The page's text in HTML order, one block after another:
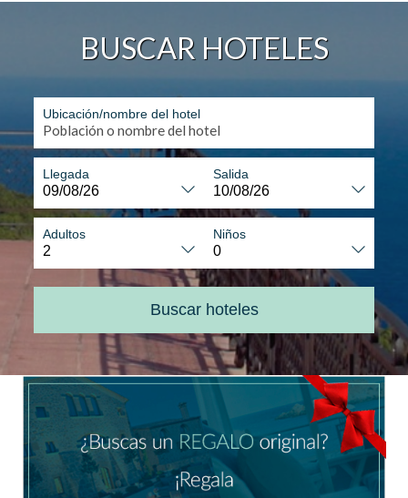
BUSCAR HOTELES
Ubicación/nombre del hotel
Llegada Salida
Adultos Niños
Buscar hoteles